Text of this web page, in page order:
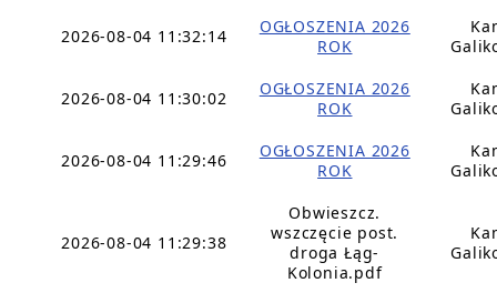
2026-08-04 11:32:14
OGŁOSZENIA 2026
ROK
2026-08-04 11:30:02
OGŁOSZENIA 2026
ROK
2026-08-04 11:29:46
OGŁOSZENIA 2026
ROK
2026-08-04 11:29:38
Obwieszcz.
wszczęcie post.
droga Łąg-
Kolonia.pdf